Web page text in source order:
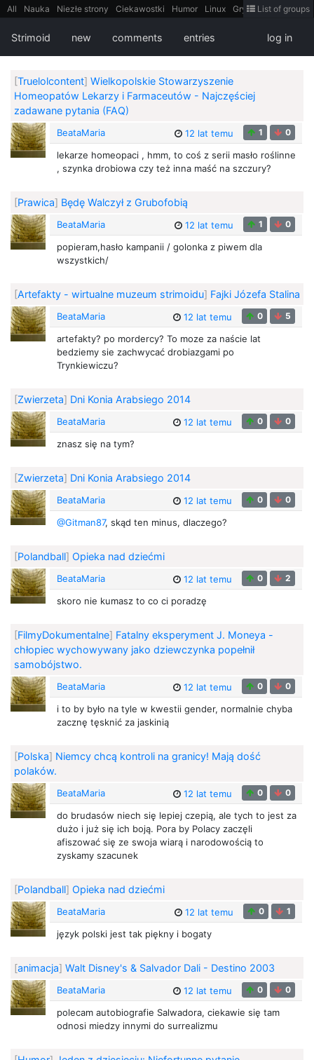
All Nauka Niezłe strony Ciekawostki Humor Linux Gry
Teh
Bezpieczeństwo
Książki Sugestie FotoHistoria
Truelolcontent
FilmyDokumentalne
gify
Cytaty Mapy Film Android itt Tradycyjne gry
List of groups
Strimoid new comments entries log in
[Truelolcontent] Wielkopolskie Stowarzyszenie
Homeopatów Lekarzy i Farmaceutów - Najczęściej
zadawane pytania (FAQ)
BeataMaria 12 lat temu 1 0
lekarze homeopaci , hmm, to coś z serii masło roślinne
, szynka drobiowa czy też inna maść na szczury?
[Prawica] Będę Walczył z Grubofobią
BeataMaria 12 lat temu 1 0
popieram,hasło kampanii / golonka z piwem dla
wszystkich/
[Artefakty - wirtualne muzeum strimoidu] Fajki Józefa Stalina
BeataMaria 12 lat temu 0 5
artefakty? po mordercy? To moze za naście lat
bedziemy sie zachwycać drobiazgami po
Trynkiewiczu?
[Zwierzeta] Dni Konia Arabsiego 2014
BeataMaria 12 lat temu 0 0
znasz się na tym?
[Zwierzeta] Dni Konia Arabsiego 2014
BeataMaria 12 lat temu 0 0
@Gitman87, skąd ten minus, dlaczego?
[Polandball] Opieka nad dziećmi
BeataMaria 12 lat temu 0 2
skoro nie kumasz to co ci poradzę
[FilmyDokumentalne] Fatalny eksperyment J. Moneya -
chłopiec wychowywany jako dziewczynka popełnił
samobójstwo.
BeataMaria 12 lat temu 0 0
i to by było na tyle w kwestii gender, normalnie chyba
zacznę tęsknić za jaskinią
[Polska] Niemcy chcą kontroli na granicy! Mają dość
polaków.
BeataMaria 12 lat temu 0 0
do brudasów niech się lepiej czepią, ale tych to jest za
dużo i już się ich boją. Pora by Polacy zaczęli
afiszować się ze swoja wiarą i narodowością to
zyskamy szacunek
[Polandball] Opieka nad dziećmi
BeataMaria 12 lat temu 0 1
język polski jest tak piękny i bogaty
[animacja] Walt Disney's & Salvador Dali - Destino 2003
BeataMaria 12 lat temu 0 0
polecam autobiografie Salwadora, ciekawie się tam
odnosi miedzy innymi do surrealizmu